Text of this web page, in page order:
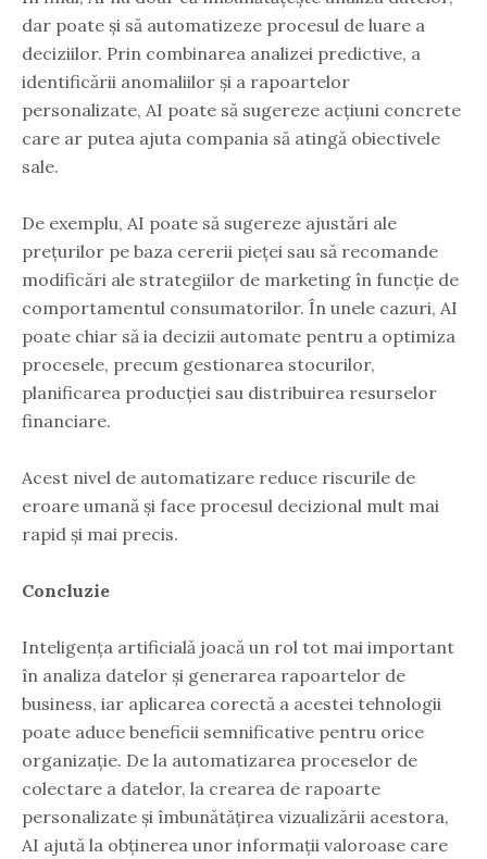
dar poate și să automatizeze procesul de luare a
deciziilor. Prin combinarea analizei predictive, a
identificării anomaliilor și a rapoartelor
personalizate, AI poate să sugereze acțiuni concrete
care ar putea ajuta compania să atingă obiectivele
sale.
De exemplu, AI poate să sugereze ajustări ale
prețurilor pe baza cererii pieței sau să recomande
modificări ale strategiilor de marketing în funcție de
comportamentul consumatorilor. În unele cazuri, AI
poate chiar să ia decizii automate pentru a optimiza
procesele, precum gestionarea stocurilor,
planificarea producției sau distribuirea resurselor
financiare.
Acest nivel de automatizare reduce riscurile de
eroare umană și face procesul decizional mult mai
rapid și mai precis.
Concluzie
Inteligența artificială joacă un rol tot mai important
în analiza datelor și generarea rapoartelor de
business, iar aplicarea corectă a acestei tehnologii
poate aduce beneficii semnificative pentru orice
organizație. De la automatizarea proceselor de
colectare a datelor, la crearea de rapoarte
personalizate și îmbunătățirea vizualizării acestora,
AI ajută la obținerea unor informații valoroase care